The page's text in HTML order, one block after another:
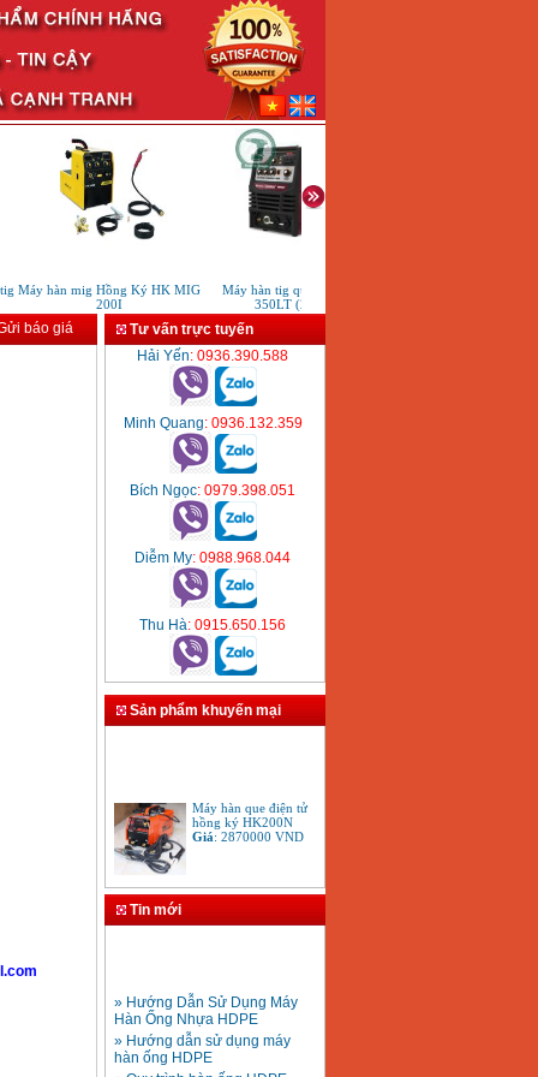
Máy hàn mig Hồng Ký HK MIG
200I
Máy hàn tig que Worldwel
350LT (220V)
báo giá
Tư vấn trực tuyến
Hải Yến: 0936.390.588
Minh Quang: 0936.132.359
Bích Ngọc: 0979.398.051
Diễm My: 0988.968.044
Thu Hà: 0915.650.156
Sản phẩm khuyến mại
hồng ký HK200N
Giá: 2870000VND
Tay cắt mỏ cắt đèn cắt
Acetylen
Tin mới
Hàn Ống Nhựa HDPE
» Hướng dẫn sử dụng máy
hàn ống HDPE
» Quy trình hàn ống HDPE